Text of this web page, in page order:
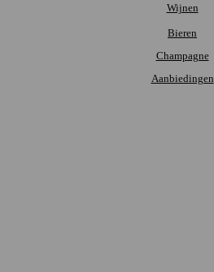
Wijnen
Bieren
Champagne
Aanbiedingen